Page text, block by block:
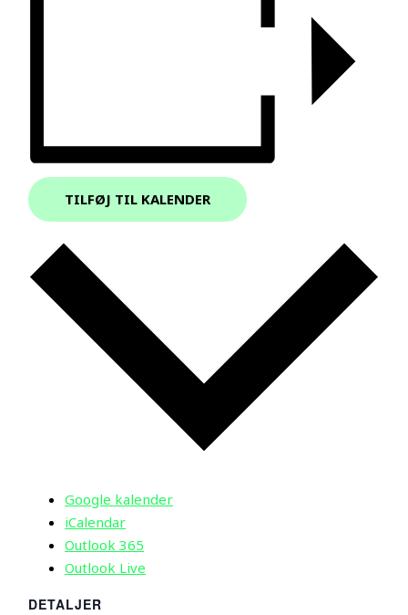
TILFØJ TIL KALENDER
Google kalender
iCalendar
Outlook 365
Outlook Live
DETALJER